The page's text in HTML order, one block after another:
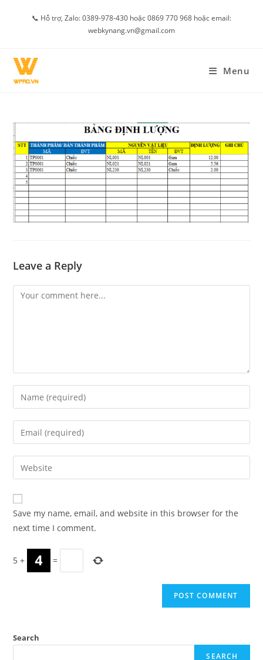
📞 Hỗ trợ, Zalo: 0389-978-430 hoặc 0869 770 968 hoặc email:
webkynang.vn@gmail.com
Menu
Leave a Reply
Comment
Enter
your
name
comment
Enter
your
email
address
comment
Enter
your
website
URL
(optional)
Save my name, email, and website in this browser for the
next time I comment.
5 + =
Search
SEARCH